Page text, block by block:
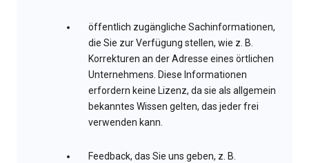
öffentlich zugängliche Sachinformationen,
die Sie zur Verfügung stellen, wie z. B.
Korrekturen an der Adresse eines örtlichen
Unternehmens. Diese Informationen
erfordern keine Lizenz, da sie als allgemein
bekanntes Wissen gelten, das jeder frei
verwenden kann.
Feedback, das Sie uns geben, z. B.